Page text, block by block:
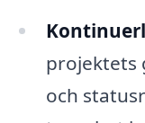
projektets
och